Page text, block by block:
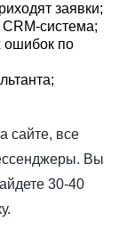
заявки;
система;
ошибок по
сайте, все
Вы
30-40